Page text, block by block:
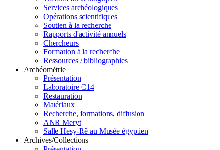
Services archéologiques
Opérations scientifiques
Soutien à la recherche
Rapports d'activité annuels
Chercheurs
Formation à la recherche
Ressources / bibliographies
Archéométrie
Présentation
Laboratoire C14
Restauration
Matériaux
Recherche, formations, diffusion
ANR Meryt
Salle Hesy-Rê au Musée égyptien
Archives/Collections